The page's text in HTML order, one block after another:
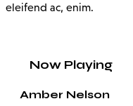
eleifend ac, enim.
Now Playing
Amber Nelson